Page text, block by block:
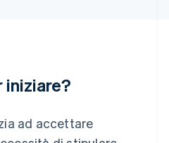
iniziare?
ad accettare